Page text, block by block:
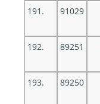
191.
91029
192.
89251
193.
89250